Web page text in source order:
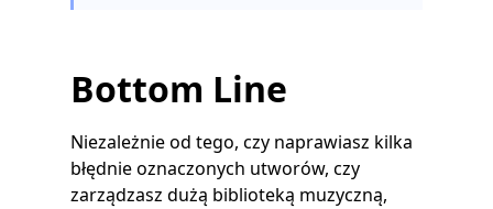
Bottom Line
Niezależnie od tego, czy naprawiasz kilka
błędnie oznaczonych utworów, czy
zarządzasz dużą biblioteką muzyczną,